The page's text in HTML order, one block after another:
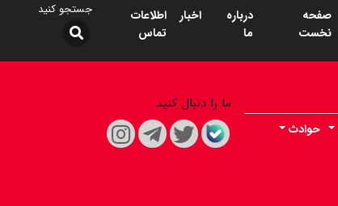
صفحه
نخست
درباره
ما
اخبار
اطلاعات
تماس
حوادث
ما را دنبال کنید